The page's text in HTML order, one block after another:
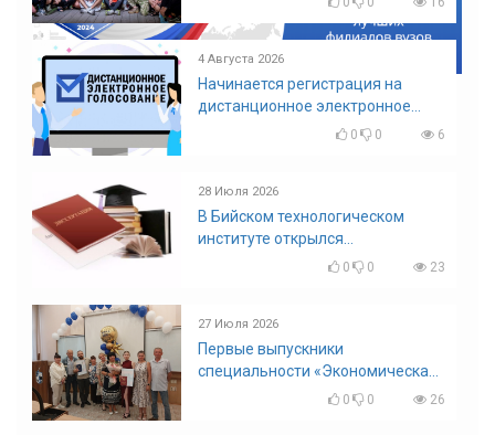
4 Августа 2026
Начинается регистрация на
дистанционное электронное
голосование на выборы!
0 0 6
28 Июля 2026
В Бийском технологическом
институте открылся
диссертационный совет!
0 0 23
27 Июля 2026
Первые выпускники
специальности «Экономическая
0 0 26